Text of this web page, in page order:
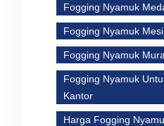
Fogging Nyamuk
Fogging Nyamuk
Fogging Nyamuk
Fogging Nyamuk
Kantor
Harga Fogging